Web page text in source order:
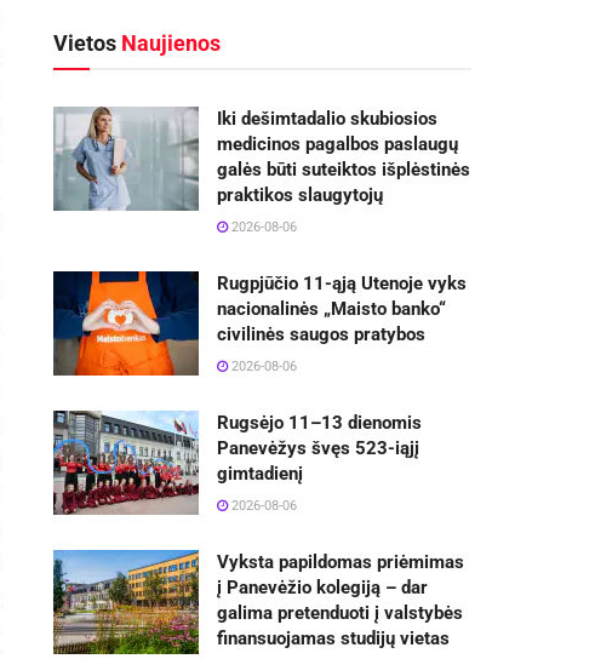
Vietos Naujienos
Iki dešimtadalio skubiosios
medicinos pagalbos paslaugų
galės būti suteiktos išplėstinės
praktikos slaugytojų
2026-08-06
Rugpjūčio 11-ąją Utenoje vyks
nacionalinės „Maisto banko“
civilinės saugos pratybos
2026-08-06
Rugsėjo 11–13 dienomis
Panevėžys švęs 523-iąjį
gimtadienį
2026-08-06
Vyksta papildomas priėmimas
į Panevėžio kolegiją – dar
galima pretenduoti į valstybės
finansuojamas studijų vietas